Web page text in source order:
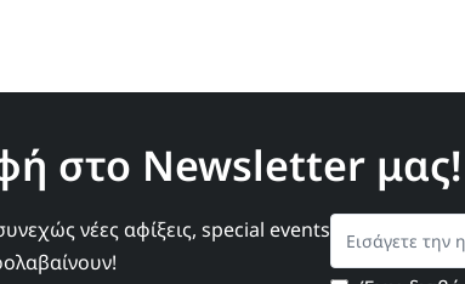
στο Newsletter μας!
νέες αφίξεις, special eventsΕισάγετε
την
ηλεκτρονική